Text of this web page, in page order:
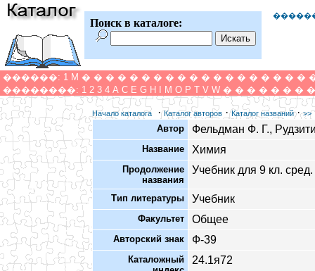
Поиск в каталоге:
������: 1 M � � � � � � � � � � � � � � � � � � �
��������: 1 2 3 4 A C E G H M O P T V W � � � � � � � �
Начало каталога ·Каталог авторов ·Каталог названий·>>
Автор Фельдман Ф. Г.,
Название Химия
Продолжение
названия
Учебник для 9 кл.
Тип литературы Учебник
Факультет Общее
Авторский знак Ф-39
Каталожный
24.1я72